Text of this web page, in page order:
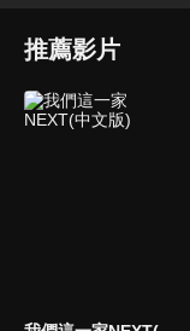
推薦影片